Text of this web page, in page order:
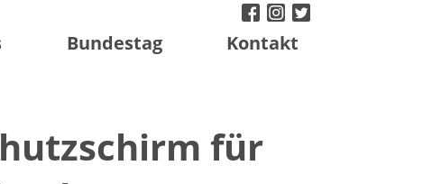
facebook
instagram
twitter
Bundestag Kontakt
für